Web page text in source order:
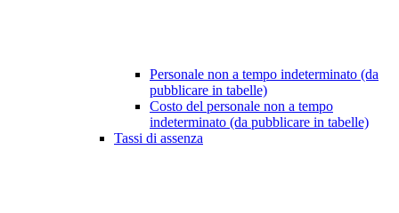
Personale non a tempo indeterminato (da
pubblicare in tabelle)
Costo del personale non a tempo
indeterminato (da pubblicare in tabelle)
Tassi di assenza